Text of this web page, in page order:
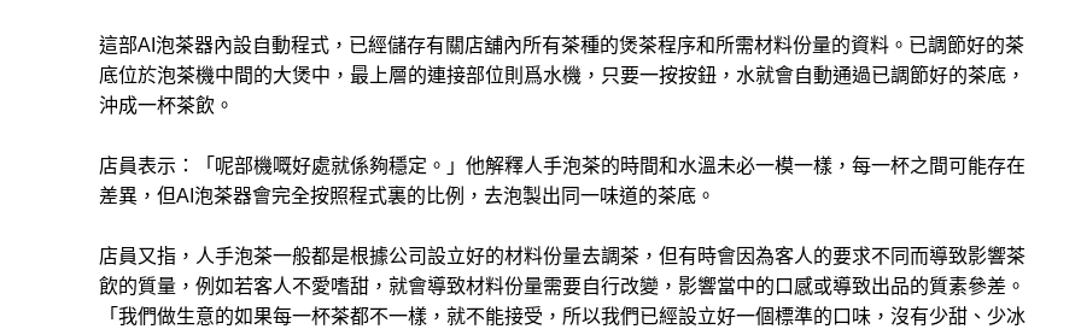
這部AI泡茶器內設自動程式，已經儲存有關店舖內所有茶種的煲茶程序和所需材料份量的資料。已調節好的茶
底位於泡茶機中間的大煲中，最上層的連接部位則爲水機，只要一按按鈕，水就會自動通過已調節好的茶底，
沖成一杯茶飲。
店員表示：「呢部機嘅好處就係夠穩定。」他解釋人手泡茶的時間和水溫未必一模一樣，每一杯之間可能存在
差異，但AI泡茶器會完全按照程式裏的比例，去泡製出同一味道的茶底。
店員又指，人手泡茶一般都是根據公司設立好的材料份量去調茶，但有時會因為客人的要求不同而導致影響茶
飲的質量，例如若客人不愛嗜甜，就會導致材料份量需要自行改變，影響當中的口感或導致出品的質素參差。
「我們做生意的如果每一杯茶都不一樣，就不能接受，所以我們已經設立好一個標準的口味，沒有少甜、少冰